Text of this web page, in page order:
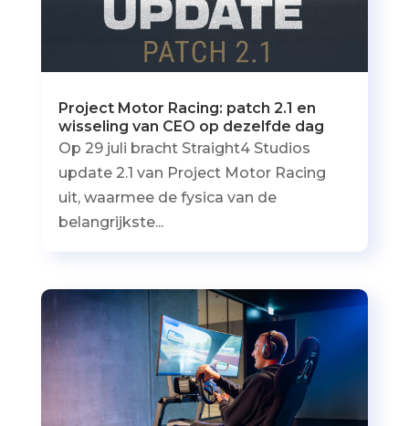
Project Motor Racing: patch 2.1 en
wisseling van CEO op dezelfde dag
Op 29 juli bracht Straight4 Studios
update 2.1 van Project Motor Racing
uit, waarmee de fysica van de
belangrijkste...